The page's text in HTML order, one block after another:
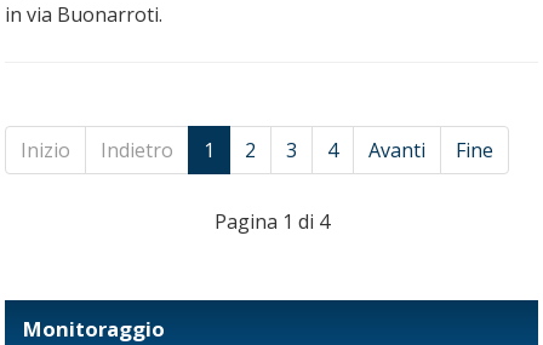
in via Buonarroti.
Inizio Indietro 1 2 3 4 Avanti Fine
Pagina 1 di 4
Monitoraggio